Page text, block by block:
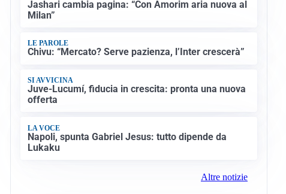
Jashari cambia pagina: “Con Amorim aria nuova al
Milan”
LE PAROLE
Chivu: “Mercato? Serve pazienza, l’Inter crescerà”
SI AVVICINA
Juve-Lucumí, fiducia in crescita: pronta una nuova
offerta
LA VOCE
Napoli, spunta Gabriel Jesus: tutto dipende da
Lukaku
Altre notizie